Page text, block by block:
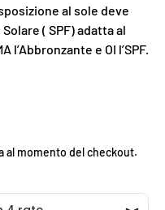
al sole deve
( SPF) adatta al
e OI l’SPF.
al momento del checkout.